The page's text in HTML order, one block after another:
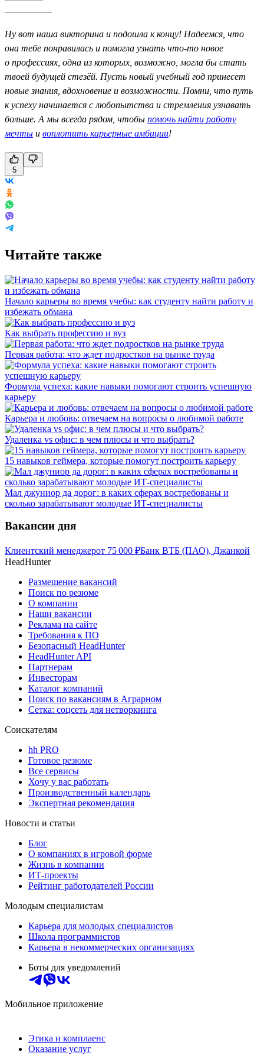
Ну вот наша викторина и подошла к концу! Надеемся, что
она тебе понравилась и помогла узнать что-то новое
о профессиях, одна из которых, возможно, могла бы стать
твоей будущей стезёй. Пусть новый учебный год принесет
новые знания, вдохновение и возможности. Помни, что путь
к успеху начинается с любопытства и стремления узнавать
больше. А мы всегда рядом, чтобы помочь найти работу
мечты и воплотить карьерные амбиции!
5
Читайте также
Начало карьеры во время учебы: как студенту найти работу и
избежать обмана
Как выбрать профессию и вуз
Первая работа: что ждет подростков на рынке труда
Формула успеха: какие навыки помогают строить успешную
карьеру
Карьера и любовь: отвечаем на вопросы о любимой работе
Удаленка vs офис: в чем плюсы и что выбрать?
15 навыков геймера, которые помогут построить карьеру
Мал джуниор да дорог: в каких сферах востребованы и
сколько зарабатывают молодые ИТ-специалисты
Вакансии дня
Клиентский менеджерот 75 000 ₽Банк ВТБ (ПАО), Джанкой
HeadHunter
Размещение вакансий
Поиск по резюме
О компании
Наши вакансии
Реклама на сайте
Требования к ПО
Безопасный HeadHunter
HeadHunter API
Партнерам
Инвесторам
Каталог компаний
Поиск по вакансиям в Аграрном
Сетка: соцсеть для нетворкинга
Соискателям
hh PRO
Готовое резюме
Все сервисы
Хочу у вас работать
Производственный календарь
Экспертная рекомендация
Новости и статьи
Блог
О компаниях в игровой форме
Жизнь в компании
ИТ-проекты
Рейтинг работодателей России
Молодым специалистам
Карьера для молодых специалистов
Школа программистов
Карьера в некоммерческих организациях
Боты для уведомлений
Мобильное приложение
Этика и комплаенс
Оказание услуг